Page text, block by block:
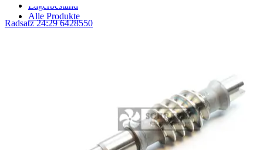
Lagerbestand
Alle Produkte
Radsatz 24:29 6428550